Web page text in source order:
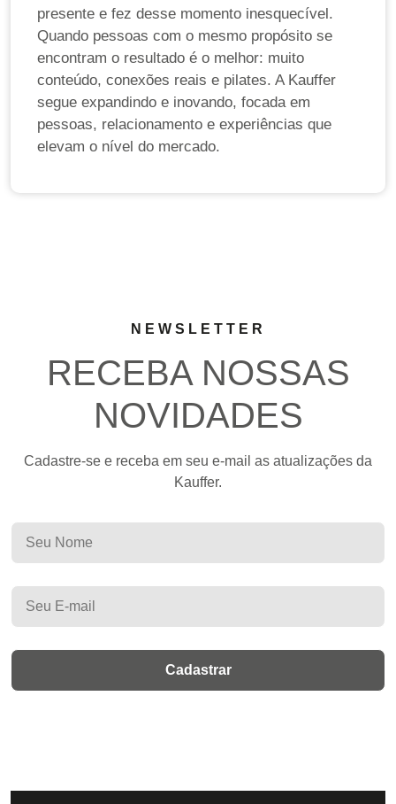
presente e fez desse momento inesquecível.
Quando pessoas com o mesmo propósito se
encontram o resultado é o melhor: muito
conteúdo, conexões reais e pilates. A Kauffer
segue expandindo e inovando, focada em
pessoas, relacionamento e experiências que
elevam o nível do mercado.
NEWSLETTER
RECEBA NOSSAS
NOVIDADES
Cadastre-se e receba em seu e-mail as atualizações da
Kauffer.